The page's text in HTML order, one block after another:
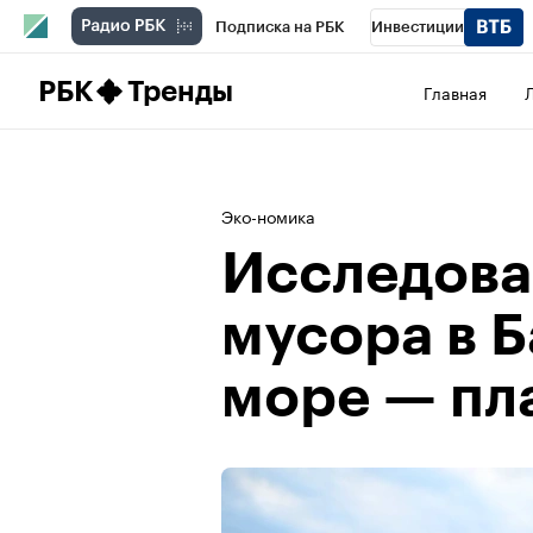
Подписка на РБК Инвестиции
РБК Тренды Главная
Эко-номика
мусора в
море —